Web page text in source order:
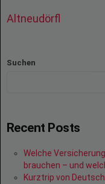
Altneudörfl
Suchen
Recent Posts
Welche
brauchen – und
Kurztrip von